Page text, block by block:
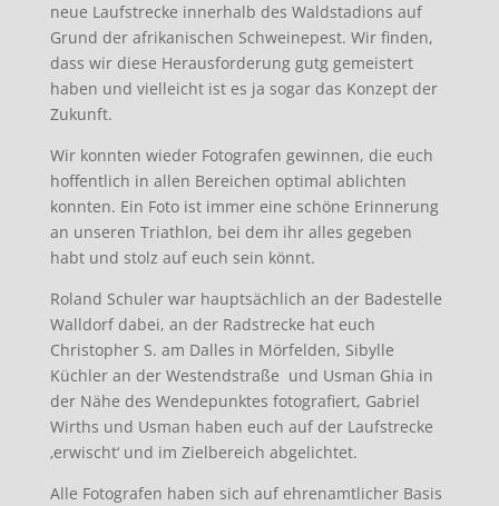
neue Laufstrecke innerhalb des Waldstadions auf
Grund der afrikanischen Schweinepest. Wir finden,
dass wir diese Herausforderung gutg gemeistert
haben und vielleicht ist es ja sogar das Konzept der
Zukunft.
Wir konnten wieder Fotografen gewinnen, die euch
hoffentlich in allen Bereichen optimal ablichten
konnten. Ein Foto ist immer eine schöne Erinnerung
an unseren Triathlon, bei dem ihr alles gegeben
habt und stolz auf euch sein könnt.
Roland Schuler war hauptsächlich an der Badestelle
Walldorf dabei, an der Radstrecke hat euch
Christopher S. am Dalles in Mörfelden, Sibylle
Küchler an der Westendstraße und Usman Ghia in
der Nähe des Wendepunktes fotografiert, Gabriel
Wirths und Usman haben euch auf der Laufstrecke
‚erwischt‘ und im Zielbereich abgelichtet.
Alle Fotografen haben sich auf ehrenamtlicher Basis